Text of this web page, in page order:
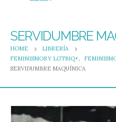
SERVIDUMBRE
HOME
LIBRERÍA
FEMINISMOS Y LGTBIQ+,
SERVIDUMBRE MAQUÍNICA